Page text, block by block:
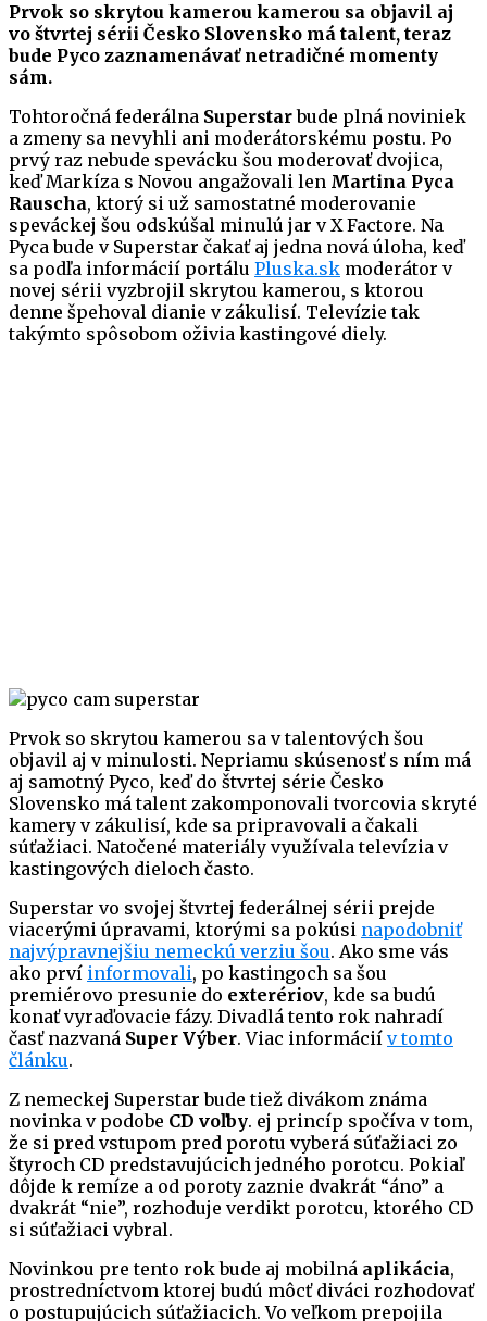
Prvok so skrytou kamerou kamerou sa objavil aj
vo štvrtej sérii Česko Slovensko má talent, teraz
bude Pyco zaznamenávať netradičné momenty
sám.
Tohtoročná federálna Superstarbude plná noviniek
a zmeny sa nevyhli ani moderátorskému postu. Po
prvý raz nebude spevácku šou moderovať dvojica,
keď Markíza s Novou angažovali len Martina Pyca
Rauscha, ktorý si už samostatné moderovanie
speváckej šou odskúšal minulú jar v X Factore. Na
Pyca bude v Superstar čakať aj jedna nová úloha, keď
sa podľa informácií portálu Pluska.sk moderátor v
novej sérii vyzbrojil skrytou kamerou, s ktorou
denne špehoval dianie v zákulisí. Televízie tak
takýmto spôsobom oživia kastingové diely.
Prvok so skrytou kamerou sa v talentových šou
objavil aj v minulosti. Nepriamu skúsenosť s ním má
aj samotný Pyco, keď do štvrtej série Česko
Slovensko má talent zakomponovali tvorcovia skryté
kamery v zákulisí, kde sa pripravovali a čakali
súťažiaci. Natočené materiály využívala televízia v
kastingových dieloch často.
Superstar vo svojej štvrtej federálnej sérii prejde
viacerými úpravami, ktorými sa pokúsi napodobniť
najvýpravnejšiu nemeckú verziu šou. Ako sme vás
ako prví informovali, po kastingoch sa šou
premiérovo presunie do exterériov, kde sa budú
konať vyraďovacie fázy. Divadlá tento rok nahradí
časť nazvaná Super Výber. Viac informácií v tomto
článku.
Z nemeckej Superstar bude tiež divákom známa
novinka v podobe CD voľby. ej princíp spočíva v tom,
že si pred vstupom pred porotu vyberá súťažiaci zo
štyroch CD predstavujúcich jedného porotcu. Pokiaľ
dôjde k remíze a od poroty zaznie dvakrát “áno” a
dvakrát “nie”, rozhoduje verdikt porotcu, ktorého CD
si súťažiaci vybral.
Novinkou pre tento rok bude aj mobilná aplikácia,
prostredníctvom ktorej budú môcť diváci rozhodovať
o postupujúcich súťažiacich. Vo veľkom prepojila